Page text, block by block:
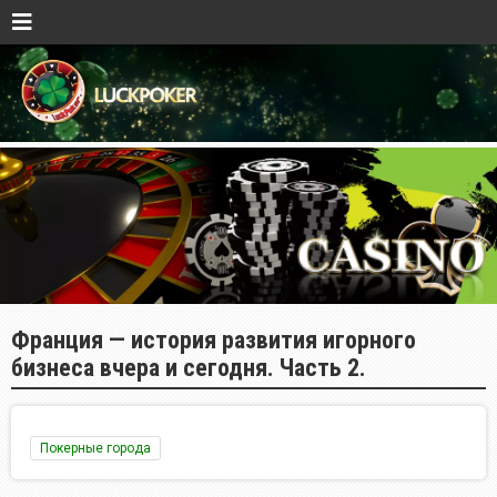
Франция — история развития игорного
бизнеса вчера и сегодня. Часть 2.
Покерные города